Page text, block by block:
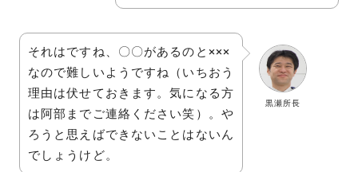
黒瀬所長
それはですね、〇〇があるのと×××
なので難しいようですね（いちおう
理由は伏せておきます。気になる方
は阿部までご連絡ください笑）。や
ろうと思えばできないことはないん
でしょうけど。